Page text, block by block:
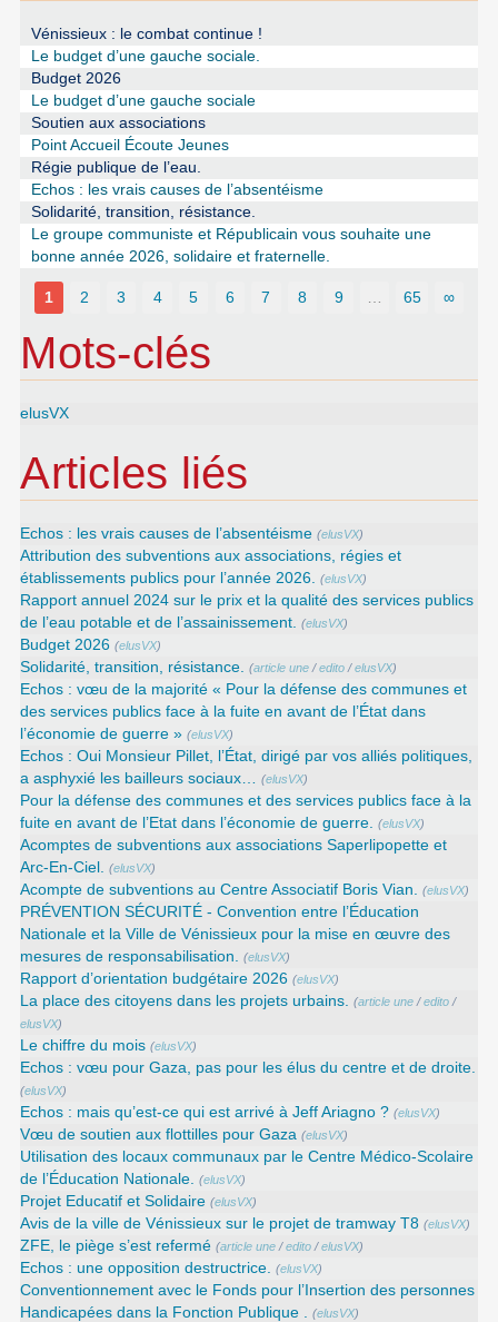
Vénissieux : le combat continue !
Le budget d’une gauche sociale.
Budget 2026
Le budget d’une gauche sociale
Soutien aux associations
Point Accueil Écoute Jeunes
Régie publique de l’eau.
Echos : les vrais causes de l’absentéisme
Solidarité, transition, résistance.
Le groupe communiste et Républicain vous souhaite une
bonne année 2026, solidaire et fraternelle.
1 2 3 4 5 6 7 8 9 65 ∞
Mots-clés
elusVX
Articles liés
Echos : les vrais causes de l’absentéisme (elusVX)
Attribution des subventions aux associations, régies et
établissements publics pour l’année 2026. (elusVX)
Rapport annuel 2024 sur le prix et la qualité des services publics
de l’eau potable et de l’assainissement. (elusVX)
Budget 2026 (elusVX)
Solidarité, transition, résistance. (article une /edito /elusVX)
Echos : vœu de la majorité « Pour la défense des communes et
des services publics face à la fuite en avant de l’État dans
l’économie de guerre » (elusVX)
Echos : Oui Monsieur Pillet, l’État, dirigé par vos alliés politiques,
a asphyxié les bailleurs sociaux… (elusVX)
Pour la défense des communes et des services publics face à la
fuite en avant de l’Etat dans l’économie de guerre. (elusVX)
Acomptes de subventions aux associations Saperlipopette et
Arc-En-Ciel. (elusVX)
Acompte de subventions au Centre Associatif Boris Vian. (elusVX)
PRÉVENTION SÉCURITÉ - Convention entre l’Éducation
Nationale et la Ville de Vénissieux pour la mise en œuvre des
mesures de responsabilisation. (elusVX)
Rapport d’orientation budgétaire 2026 (elusVX)
La place des citoyens dans les projets urbains. (article une /edito /
elusVX)
Le chiffre du mois (elusVX)
Echos : vœu pour Gaza, pas pour les élus du centre et de droite.
(elusVX)
Echos : mais qu’est-ce qui est arrivé à Jeff Ariagno ? (elusVX)
Vœu de soutien aux flottilles pour Gaza (elusVX)
Utilisation des locaux communaux par le Centre Médico-Scolaire
de l’Éducation Nationale. (elusVX)
Projet Educatif et Solidaire (elusVX)
Avis de la ville de Vénissieux sur le projet de tramway T8 (elusVX)
ZFE, le piège s’est refermé (article une /edito /elusVX)
Echos : une opposition destructrice. (elusVX)
Conventionnement avec le Fonds pour l’Insertion des personnes
Handicapées dans la Fonction Publique . (elusVX)